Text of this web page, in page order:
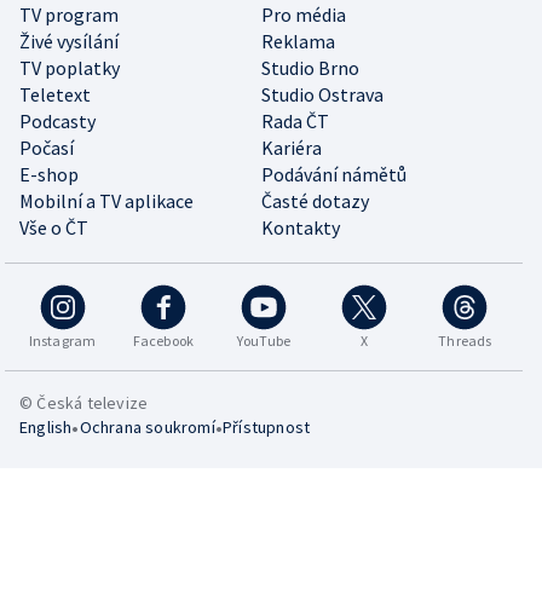
TV program
Pro média
Živé vysílání
Reklama
TV poplatky
Studio Brno
Teletext
Studio Ostrava
Podcasty
Rada ČT
Počasí
Kariéra
E-shop
Podávání námětů
Mobilní a TV aplikace
Časté dotazy
Vše o ČT
Kontakty
Instagram Facebook YouTube X Threads
© Česká televize
English•Ochrana soukromí•Přístupnost